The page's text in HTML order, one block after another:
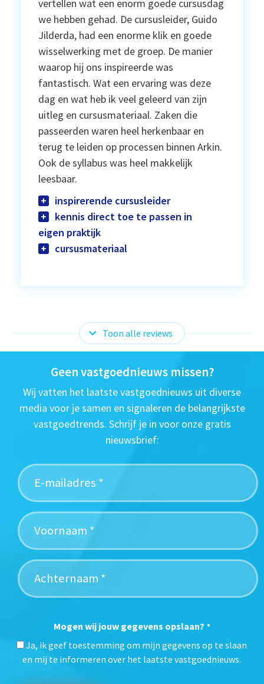
vertellen wat een enorm goede cursusdag
we hebben gehad. De cursusleider, Guido
Jilderda, had een enorme klik en goede
wisselwerking met de groep. De manier
waarop hij ons inspireerde was
fantastisch. Wat een ervaring was deze
dag en wat heb ik veel geleerd van zijn
uitleg en cursusmateriaal. Zaken die
passeerden waren heel herkenbaar en
terug te leiden op processen binnen Arkin.
Ook de syllabus was heel makkelijk
leesbaar.
inspirerende cursusleider
kennis direct toe te passen in
eigen praktijk
cursusmateriaal
Toon alle reviews
Geen vastgoednieuws missen?
Wij vatten het laatste vastgoednieuws uit diverse
media voor je samen en signaleren de belangrijkste
vastgoedtrends. Schrijf je in voor onze gratis
nieuwsbrief:
Mogen wij jouw gegevens opslaan? *
Ja, ik geef toestemming om mijn gegevens op te slaan
en mij te informeren over het laatste vastgoednieuws.